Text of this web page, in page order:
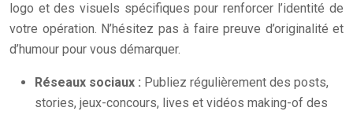
logo et des visuels spécifiques pour renforcer l’identité de
votre opération. N’hésitez pas à faire preuve d’originalité et
d’humour pour vous démarquer.
Réseaux sociaux : Publiez régulièrement des posts,
stories, jeux-concours, lives et vidéos making-of des